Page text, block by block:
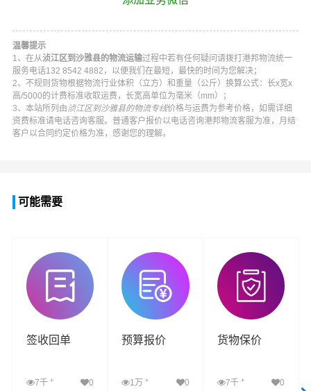
温馨提示
1、在从浈江区到沙雅县的物流运输过程中若有任何疑问请拨打 港邦物流统一
服务电话132 8542 4882 ，以便我们在最短，最快的时间为您解决；
2、不规则货物根据物流行业体积（立方）和重量（公斤）换算公式：长x宽x
高/5000的计费标准收取运费，长宽高单位为毫米（mm）；
3、本站所列由浈江区到沙雅县的物流专线价格与运费为参考价格，如需详细
资费标准请电话咨询客服。普通客户报价以电话咨询港邦物流客服为准，月结
客户以合同约定价格为准，感谢您的理解。
可能需要
签收回单
7千 + 0
预算报价
1万+ 0
货物保价
7千 + 0